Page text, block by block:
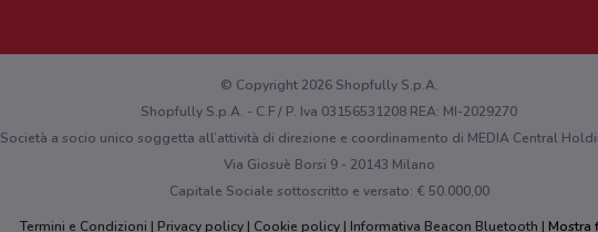
© Copyright 2026 Shopfully S.p.A.
Shopfully S.p.A. - C.F / P. Iva 03156531208 REA: MI-2029270
Società a socio unico soggetta all’attività di direzione e coordinamento di MEDIA Central
Via Giosuè Borsi 9 - 20143 Milano
Capitale Sociale sottoscritto e versato: € 50.000,00
Termini e Condizioni
Privacy policy Cookie policy Informativa Beacon Bluetooth Mostra